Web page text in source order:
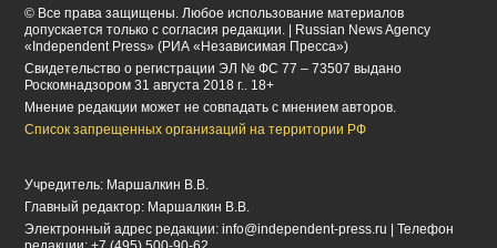
© Все права защищены. Любое использование материалов
допускается только с согласия редакции. | Russian News Agency
«Independent Press» (РИА «Независимая Пресса»)
Cвидетельство о регистрации ЭЛ № ФС 77 – 73507 выдано
Роскомнадзором 31 августа 2018 г.. 18+
Мнение редакции может не совпадать с мнением авторов.
Список запрещенных организаций на территории РФ
Учредитель: Маршалкин В.В.
Главный редактор: Маршалкин В.В.
Электронный адрес редакции:info@independent-press.ru
| Телефон